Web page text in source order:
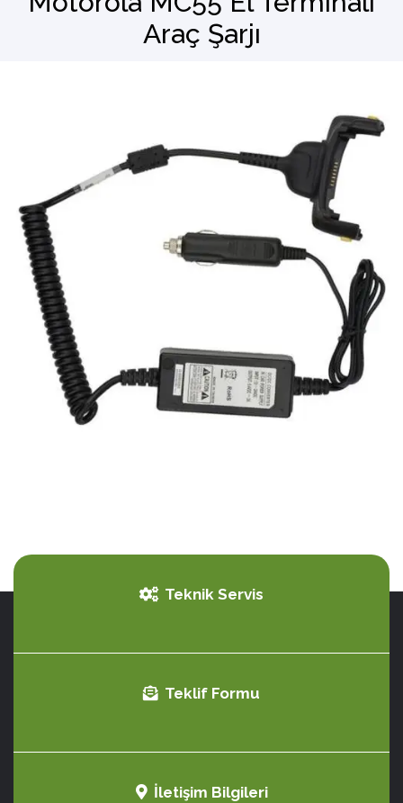
Barkod OkuyucuAraç Şarjı
Teknik Servis
Teklif Formu
İletişim Bilgileri